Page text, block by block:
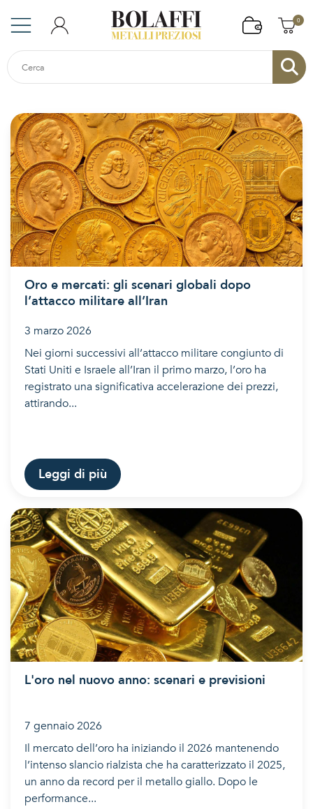
0
Oro e mercati: gli scenari globali dopo
l’attacco militare all’Iran
3 marzo 2026
Nei giorni successivi all’attacco militare congiunto di
Stati Uniti e Israele all’Iran il primo marzo, l’oro ha
registrato una significativa accelerazione dei prezzi,
attirando...
Leggi di più
L'oro nel nuovo anno: scenari e previsioni
7 gennaio 2026
Il mercato dell’oro ha iniziando il 2026 mantenendo
l’intenso slancio rialzista che ha caratterizzato il 2025,
un anno da record per il metallo giallo. Dopo le
performance...